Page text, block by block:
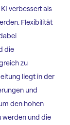
verbessert als
Flexibilität
die
zu
liegt in der
und
den hohen
und die